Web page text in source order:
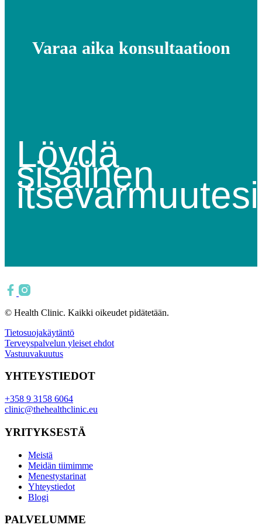
Varaa aika konsultaatioon
Löydä
sisäinen
© Health Clinic. Kaikki oikeudet pidätetään.
Tietosuojakäytäntö
Terveyspalvelun yleiset ehdot
Vastuuvakuutus
YHTEYSTIEDOT
+358 9 3158 6064
clinic@thehealthclinic.eu
YRITYKSESTÄ
Meistä
Meidän tiimimme
Menestystarinat
Yhteystiedot
Blogi
PALVELUMME